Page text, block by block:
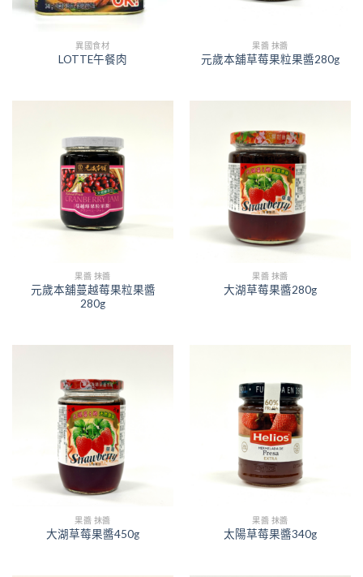
異國食材
LOTTE午餐肉
果醬 抹醬
元歲本舖草莓果粒果醬280g
果醬 抹醬
元歲本舖蔓越莓果粒果醬
280g
果醬 抹醬
大湖草莓果醬280g
果醬 抹醬
大湖草莓果醬450g
果醬 抹醬
太陽草莓果醬340g